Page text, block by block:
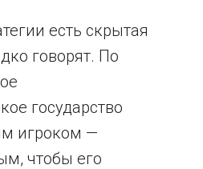
есть скрытая
говорят. По
государство
игроком —
чтобы его